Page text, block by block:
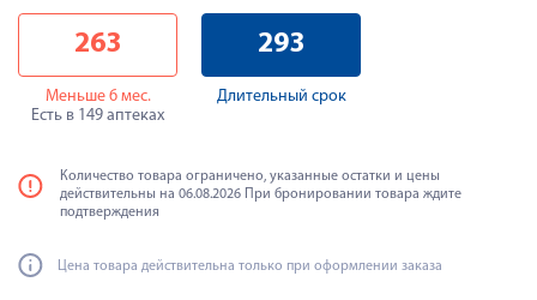
263
Меньше 6 мес.
Есть в 149 аптеках
293
Длительный срок
Количество товара ограничено, указанные остатки и цены
действительны на 06.08.2026 При бронировании товара ждите
подтверждения
Цена товара действительна только при оформлении заказа